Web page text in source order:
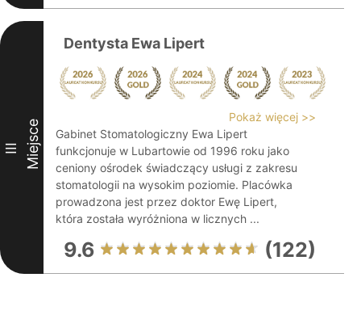
III Miejsce
Dentysta Ewa Lipert
Pokaż więcej >>
Gabinet Stomatologiczny Ewa Lipert
funkcjonuje w Lubartowie od 1996 roku jako
ceniony ośrodek świadczący usługi z zakresu
stomatologii na wysokim poziomie. Placówka
prowadzona jest przez doktor Ewę Lipert,
która została wyróżniona w licznych ...
9.6 (122)